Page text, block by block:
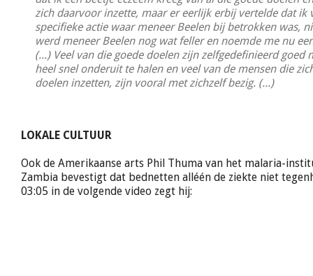
zich daarvoor inzette, maar er eerlijk erbij vertelde dat ik
specifieke actie waar meneer Beelen bij betrokken was,
werd meneer Beelen nog wat feller en noemde me nu
(...) Veel van die goede doelen zijn zelfgedefinieerd goed
heel snel onderuit te halen en veel van de mensen die
doelen inzetten, zijn vooral met zichzelf bezig. (...)
LOKALE CULTUUR
Ook de Amerikaanse arts Phil Thuma van het malaria-
Zambia bevestigt dat bednetten alléén de ziekte niet
03:05 in de volgende video zegt hij: